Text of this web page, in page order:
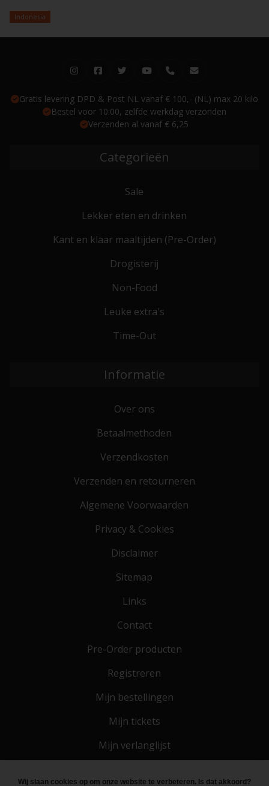
Indonesia
Gratis levering DPD & Post NL vanaf € 100,- (NL) max 20 kilo
Bestel voor 10:00, zelfde werkdag verzonden
Verzenden al vanaf € 6,25
Categorieën
Sale
Lekker eten en drinken
Kant en klaar maaltijden (Pre-Order)
Drogisterij
Non-Food
Leuke extra's
Time-Out
Informatie
Over ons
Betaalmethoden
Verzendkosten
Verzenden en retourneren
Algemene Voorwaarden
Privacy & Cookies
Disclaimer
Sitemap
Links
Contact
Pre-Order producten
Registreren
Mijn bestellingen
Mijn tickets
Mijn verlanglijst
Wij slaan cookies op om onze website te verbeteren. Is dat akkoord?